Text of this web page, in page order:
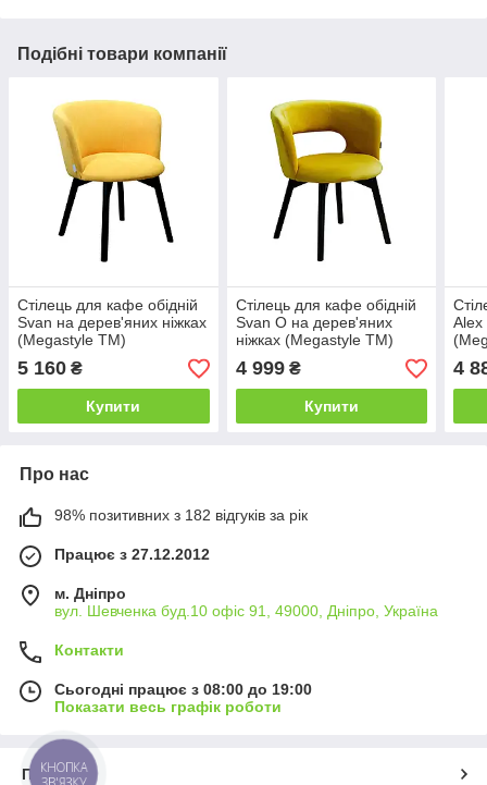
Подібні товари компанії
Стілець для кафе обідній
Svan на дерев'яних ніжках
(Megastyle ТМ)
5 160 ₴
Купити
Стілець для кафе обідній
Svan O на дерев'яних
ніжках (Megastyle ТМ)
4 999₴
Купити
Alex
4
Про нас
98% позитивних з 182 відгуків за рік
Працює з 27.12.2012
м. Дніпро
вул. Шевченка буд.10 офіс 91, 49000, Дніпро, Україна
Контакти
Сьогодні працює з 08:00 до 19:00
Показати весь графік роботи
Про нас
КНОПКА
ЗВ'ЯЗКУ